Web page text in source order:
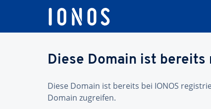
Diese Domain ist
Diese Domain ist bereits bei IONOS
Domain zugreifen.